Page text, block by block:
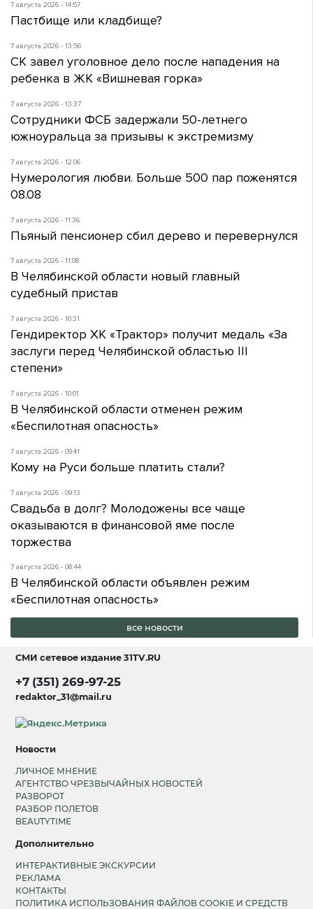
7 августа 2026 - 14:57
Пастбище или кладбище?
7 августа 2026 - 13:56
СК завел уголовное дело после нападения на
ребенка в ЖК «Вишневая горка»
7 августа 2026 - 13:37
Сотрудники ФСБ задержали 50-летнего
южноуральца за призывы к экстремизму
7 августа 2026 - 12:06
Нумерология любви. Больше 500 пар поженятся
08.08
7 августа 2026 - 11:36
Пьяный пенсионер сбил дерево и перевернулся
7 августа 2026 - 11:08
В Челябинской области новый главный
судебный пристав
7 августа 2026 - 10:31
Гендиректор ХК «Трактор» получит медаль «За
заслуги перед Челябинской областью III
степени»
7 августа 2026 - 10:01
В Челябинской области отменен режим
«Беспилотная опасность»
7 августа 2026 - 09:41
Кому на Руси больше платить стали?
7 августа 2026 - 09:13
Свадьба в долг? Молодожены все чаще
оказываются в финансовой яме после
торжества
7 августа 2026 - 08:44
В Челябинской области объявлен режим
«Беспилотная опасность»
все новости
СМИ сетевое издание31TV.RU
+7 (351) 269-97-25
redaktor_31@mail.ru
Новости
ЛИЧНОЕ МНЕНИЕ
АГЕНТСТВО ЧРЕЗВЫЧАЙНЫХ НОВОСТЕЙ
РАЗВОРОТ
РАЗБОР ПОЛЕТОВ
BEAUTYTIME
Дополнительно
ИНТЕРАКТИВНЫЕ ЭКСКУРСИИ
РЕКЛАМА
КОНТАКТЫ
ПОЛИТИКА ИСПОЛЬЗОВАНИЯ ФАЙЛОВ COOKIE И СРЕДСТВ